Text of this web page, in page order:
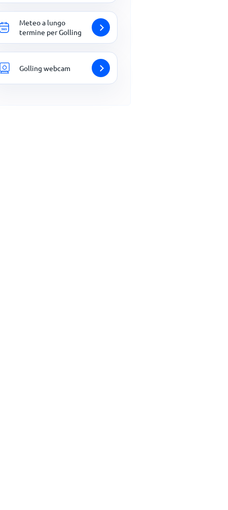
Meteo a lungo
termine per Golling
Golling webcam